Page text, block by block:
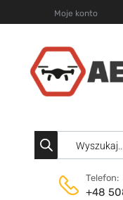
Moje konto
Telefon:
+48